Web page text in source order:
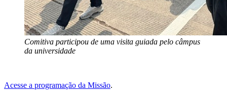
Comitiva participou de uma visita guiada pelo câmpus
da universidade
Acesse a programação da Missão.